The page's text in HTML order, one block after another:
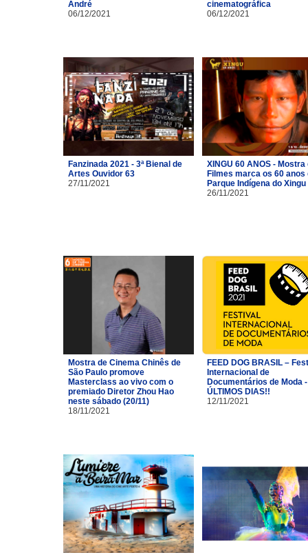
André
06/12/2021
cinematográfica
06/12/2021
Fanzinada 2021 - 3ª Bienal de
Artes Ouvidor 63
27/11/2021
XINGU 60 ANOS - Mostra
Filmes marca os 60 anos
Parque Indígena do Xingu
26/11/2021
Mostra de Cinema Chinês de
São Paulo promove
Masterclass ao vivo com o
premiado Diretor Zhou Hao
neste sábado (20/11)
18/11/2021
FEED DOG BRASIL –
Internacional de
Documentários de Moda -
ÚLTIMOS DIAS!!
12/11/2021